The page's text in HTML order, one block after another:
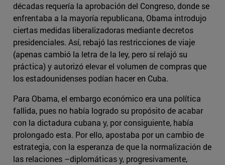
décadas requería la aprobación del Congreso, donde se
enfrentaba a la mayoría republicana, Obama introdujo
ciertas medidas liberalizadoras mediante decretos
presidenciales. Así, rebajó las restricciones de viaje
(apenas cambió la letra de la ley, pero sí relajó su
práctica) y autorizó elevar el volumen de compras que
los estadounidenses podían hacer en Cuba.
Para Obama, el embargo económico era una política
fallida, pues no había logrado su propósito de acabar
con la dictadura cubana y, por consiguiente, había
prolongado esta. Por ello, apostaba por un cambio de
estrategia, con la esperanza de que la normalización de
las relaciones –diplomáticas y, progresivamente,